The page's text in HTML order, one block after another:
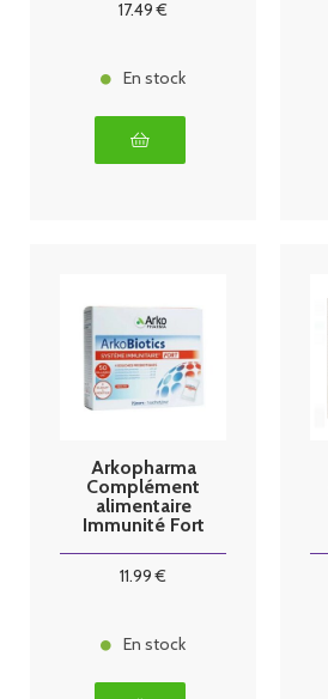
Offertes
17.49 €
En stock
Arkopharma
Complément
alimentaire
Immunité Fort
11.99 €
En stock